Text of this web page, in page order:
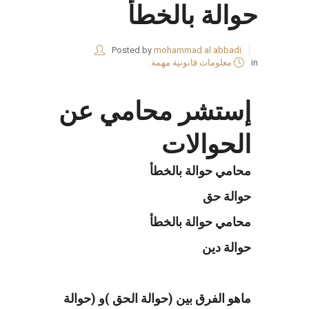
حوالة بالخطأ
Posted by mohammad al abbadi
in
معلومات قانونية مهمة
إستشر محامي عن
الحوالات
محامي حوالة بالخطأ
حوالة حق
محامي حوالة بالخطأ
حوالة دين
ماهو الفرق بين (حوالة الحق )و (حوالة